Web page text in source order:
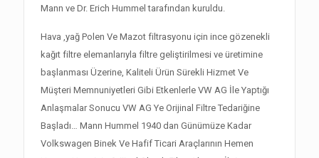
Mann ve Dr. Erich Hummel tarafından kuruldu.
Hava ,yağ Polen Ve Mazot filtrasyonu için ince gözenekli
kağıt filtre elemanlarıyla filtre geliştirilmesi ve üretimine
başlanması Üzerine, Kaliteli Ürün Sürekli Hizmet Ve
Müşteri Memnuniyetleri Gibi Etkenlerle VW AG İle Yaptığı
Anlaşmalar Sonucu VW AG Ye Orijinal Filtre Tedariğine
Başladı… Mann Hummel 1940 dan Günümüze Kadar
Volkswagen Binek Ve Hafif Ticari Araçlarının Hemen